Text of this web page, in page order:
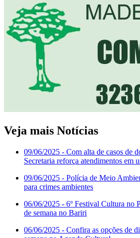
Veja mais Notícias
09/06/2025 - Com alta de casos de
Secretaria reforça atendimentos em
09/06/2025 - Polícia de Meio
para crimes ambientes
06/06/2025 - 6º Festival Cultura no
de semana no Bariri
06/06/2025 - Confira as opções de